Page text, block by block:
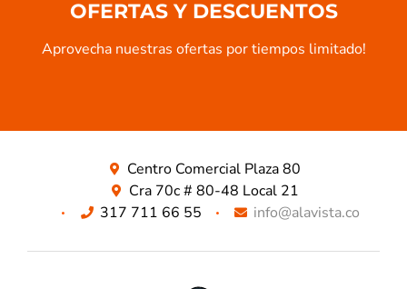
OFERTAS Y DESCUENTOS
Aprovecha nuestras ofertas por tiempos limitado!
Centro Comercial Plaza 80
Cra 70c # 80-48 Local 21
317 711 66 55
info@alavista.co